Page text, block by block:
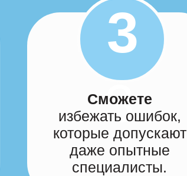
3
Сможете
избежать ошибок,
которые допускают
даже опытные
специалисты.
3